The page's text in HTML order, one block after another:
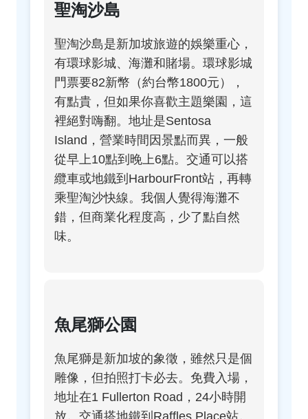
聖淘沙島
聖淘沙島是新加坡旅遊的娛樂重心，
有環球影城、海灘和賭場。環球影城
門票要82新幣（約台幣1800元），
有點貴，但如果你喜歡主題樂園，這
裡絕對嗨翻。地址是Sentosa
Island，營業時間因景點而異，一般
從早上10點到晚上6點。交通可以搭
纜車或地鐵到HarbourFront站，再轉
乘聖淘沙快線。我個人覺得海灘不
錯，但商業化程度高，少了點自然
味。
魚尾獅公園
魚尾獅是新加坡的象徵，雖然只是個
雕像，但拍照打卡必去。免費入場，
地址在1 Fullerton Road，24小時開
放。交通搭地鐵到Raffles Place站。